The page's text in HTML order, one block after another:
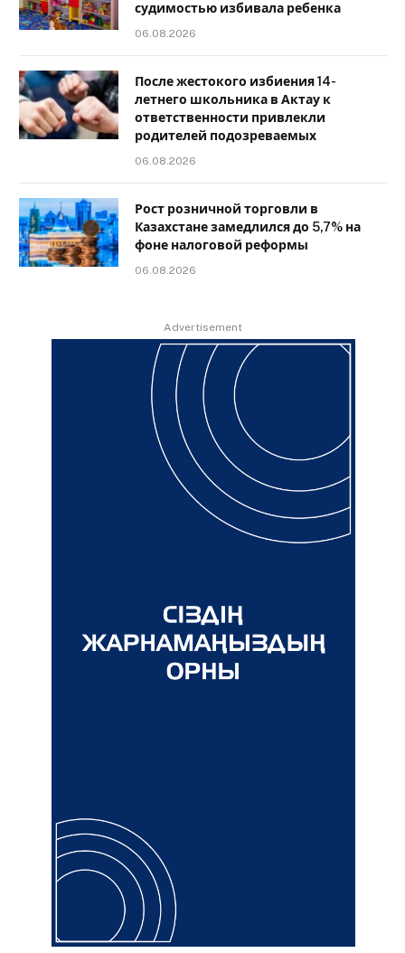
судимостью избивала ребенка
06.08.2026
После жестокого избиения 14-
летнего школьника в Актау к
ответственности привлекли
родителей подозреваемых
06.08.2026
Рост розничной торговли в
Казахстане замедлился до 5,7% на
фоне налоговой реформы
06.08.2026
Advertisement